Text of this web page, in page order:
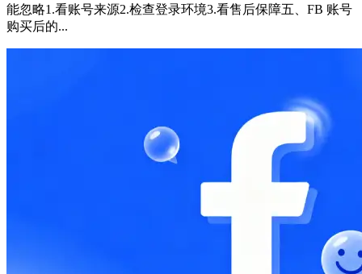
能忽略1.看账号来源2.检查登录环境3.看售后保障五、FB 账号
购买后的...